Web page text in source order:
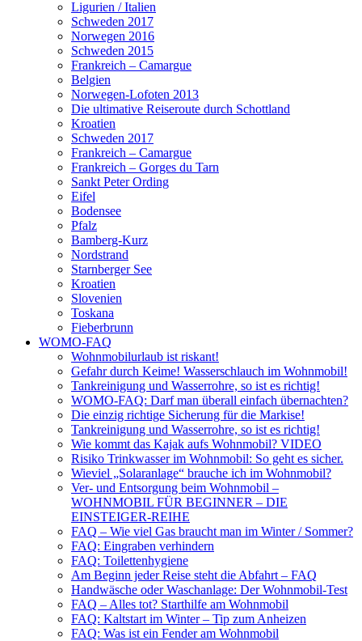
Ligurien / Italien
Schweden 2017
Norwegen 2016
Schweden 2015
Frankreich – Camargue
Belgien
Norwegen-Lofoten 2013
Die ultimative Reiseroute durch Schottland
Kroatien
Schweden 2017
Frankreich – Camargue
Frankreich – Gorges du Tarn
Sankt Peter Ording
Eifel
Bodensee
Pfalz
Bamberg-Kurz
Nordstrand
Starnberger See
Kroatien
Slovenien
Toskana
Fieberbrunn
WOMO-FAQ
Wohnmobilurlaub ist riskant!
Gefahr durch Keime! Wasserschlauch im Wohnmobil!
Tankreinigung und Wasserrohre, so ist es richtig!
WOMO-FAQ: Darf man überall einfach übernachten?
Die einzig richtige Sicherung für die Markise!
Tankreinigung und Wasserrohre, so ist es richtig!
Wie kommt das Kajak aufs Wohnmobil? VIDEO
Risiko Trinkwasser im Wohnmobil: So geht es sicher.
Wieviel „Solaranlage“ brauche ich im Wohnmobil?
Ver- und Entsorgung beim Wohnmobil –
WOHNMOBIL FÜR BEGINNER – DIE
EINSTEIGER-REIHE
FAQ – Wie viel Gas braucht man im Winter / Sommer?
FAQ: Eingraben verhindern
FAQ: Toilettenhygiene
Am Beginn jeder Reise steht die Abfahrt – FAQ
Handwäsche oder Waschanlage: Der Wohnmobil-Test
FAQ – Alles tot? Starthilfe am Wohnmobil
FAQ: Kaltstart im Winter – Tip zum Anheizen
FAQ: Was ist ein Fender am Wohnmobil